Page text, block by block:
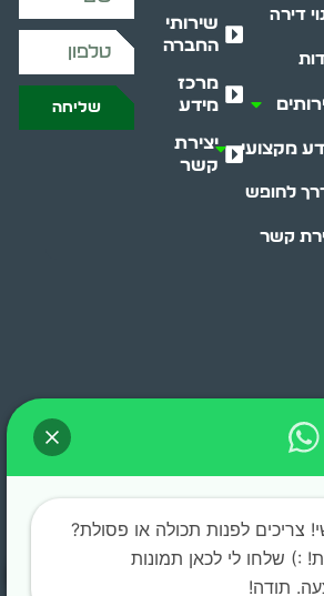
דירה
מקצועי
לחופש
קשר
שירותי
החברה
מרכז
מידע
יצירת
קשר
שליחה
צריכים לפנות תכולה או פסולת?
:) שלחו לי לכאן תמונות
תודה!